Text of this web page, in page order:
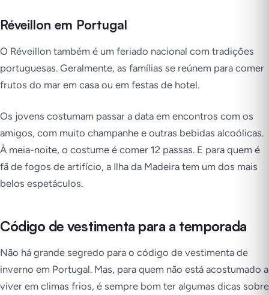
Réveillon em Portugal
O Réveillon também é um feriado nacional com tradições
portuguesas. Geralmente, as famílias se reúnem para comer
frutos do mar em casa ou em festas de hotel.
Os jovens costumam passar a data em encontros com os
amigos, com muito champanhe e outras bebidas alcoólicas.
À meia-noite, o costume é comer 12 passas. E para quem é
fã de fogos de artifício, a Ilha da Madeira tem um dos mais
belos espetáculos.
Código de vestimenta para a temporada
Não há grande segredo para o código de vestimenta de
inverno em Portugal. Mas, para quem não está acostumado a
viver em climas frios, é sempre bom ter algumas dicas sobre